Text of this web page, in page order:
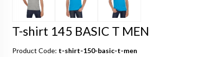
T-shirt 145 BASIC T MEN
Product Code: t-shirt-150-basic-t-men